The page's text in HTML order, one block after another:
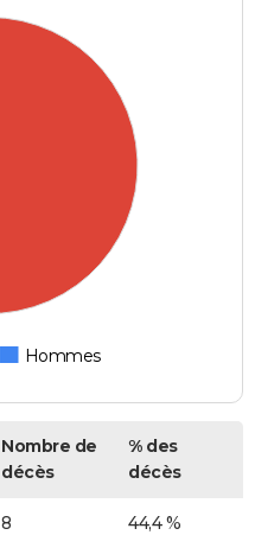
Hommes
Nombre de
décès
% des
décès
8 44,4 %